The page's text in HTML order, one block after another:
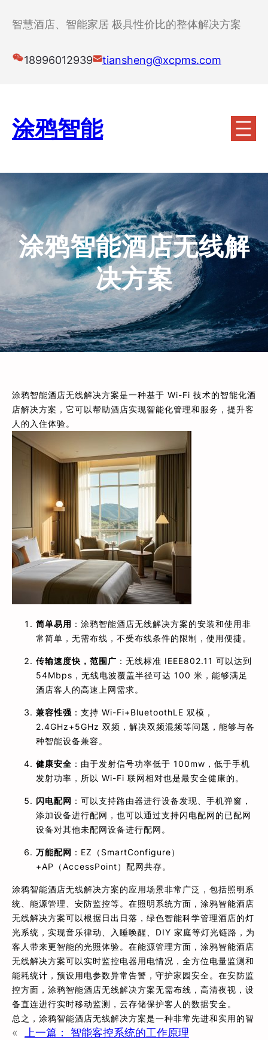
智慧酒店、智能家居 极具性价比的整体解决方案
18996012939 tiansheng@xcpms.com
涂鸦智能
涂鸦智能酒店无线解
决方案
涂鸦智能酒店无线解决方案是一种基于 Wi-Fi 技术的智能化酒
店解决方案，它可以帮助酒店实现智能化管理和服务，提升客
人的入住体验。
简单易用 ：涂鸦智能酒店无线解决方案的安装和使用非
常简单，无需布线，不受布线条件的限制，使用便捷。
传输速度快，范围广 ：无线标准 IEEE802.11 可以达到
54Mbps，无线电波覆盖半径可达 100 米，能够满足
酒店客人的高速上网需求。
兼容性强 ：支持 Wi-Fi+BluetoothLE 双模，
2.4GHz+5GHz 双频，解决双频混频等问题，能够与各
种智能设备兼容。
健康安全 ：由于发射信号功率低于 100mw，低于手机
发射功率，所以 Wi-Fi 联网相对也是最安全健康的。
闪电配网 ：可以支持路由器进行设备发现、手机弹窗，
添加设备进行配网，也可以通过支持闪电配网的已配网
设备对其他未配网设备进行配网。
万能配网 ：EZ（SmartConfigure）
+AP（AccessPoint）配网共存。
涂鸦智能酒店无线解决方案的应用场景非常广泛，包括照明系
统、能源管理、安防监控等。在照明系统方面，涂鸦智能酒店
无线解决方案可以根据日出日落，绿色智能科学管理酒店的灯
光系统，实现音乐律动、入睡唤醒、DIY 家庭等灯光链路，为
客人带来更智能的光照体验。在能源管理方面，涂鸦智能酒店
无线解决方案可以实时监控电器用电情况，全方位电量监测和
能耗统计，预设用电参数异常告警，守护家园安全。在安防监
控方面，涂鸦智能酒店无线解决方案无需布线，高清夜视，设
备直连进行实时移动监测，云存储保护客人的数据安全。
总之，涂鸦智能酒店无线解决方案是一种非常先进和实用的智
« 上一篇：
智能客控系统的工作原理